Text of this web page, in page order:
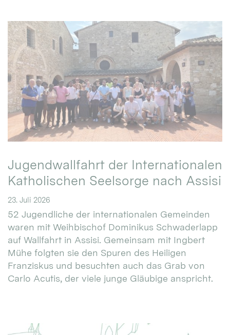
Jugendwallfahrt der Internationalen
Katholischen Seelsorge nach Assisi
23. Juli 2026
52 Jugendliche der internationalen Gemeinden
waren mit Weihbischof Dominikus Schwaderlapp
auf Wallfahrt in Assisi. Gemeinsam mit Ingbert
Mühe folgten sie den Spuren des Heiligen
Franziskus und besuchten auch das Grab von
Carlo Acutis, der viele junge Gläubige anspricht.